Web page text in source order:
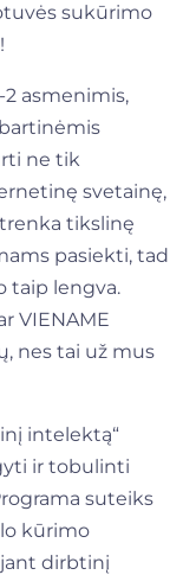
sukūrimo
asmenimis,
ne tik
svetainę,
tikslinę
pasiekti, tad
taip lengva.
VIENAME
nes tai už mus
intelektą“
ir tobulinti
suteiks
kūrimo
dirbtinį